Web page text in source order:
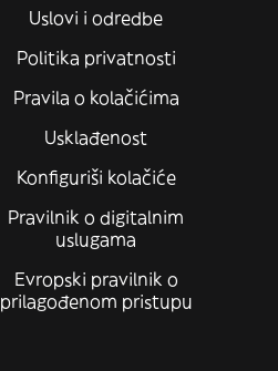
Uslovi i odredbe
Politika privatnosti
Pravila o kolačićima
Usklađenost
Konfiguriši kolačiće
Pravilnik o digitalnim
uslugama
Evropski pravilnik o
prilagođenom pristupu